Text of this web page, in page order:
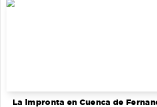
La impronta en Cuenca de